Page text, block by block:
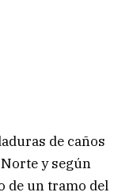
de caños
y según
de un tramo del